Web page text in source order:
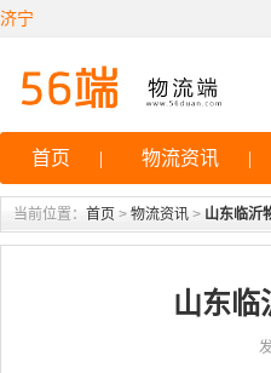
济宁
首页 | 物流资讯 |
当前位置： 首页 > 物流资讯 > 山东临沂
山东临